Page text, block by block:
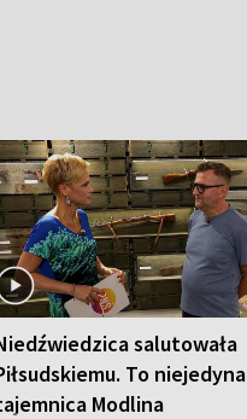
salutowała
To niejedyna
Modlina